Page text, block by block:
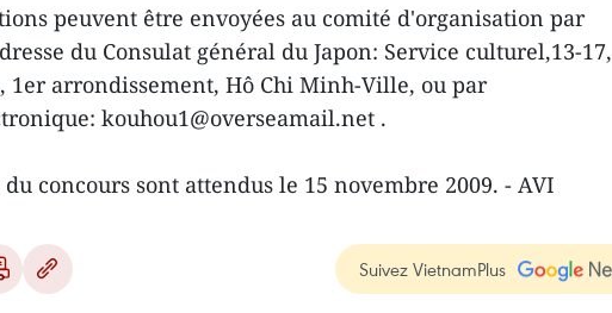
peuvent être envoyées au comité d'organisation par
du Consulat général du Japon: Service culturel,13-17,
1er arrondissement, Hô Chi Minh-Ville, ou par
kouhou1@overseamail.net .
concours sont attendus le 15 novembre 2009. - AVI
Suivez VietnamPlus